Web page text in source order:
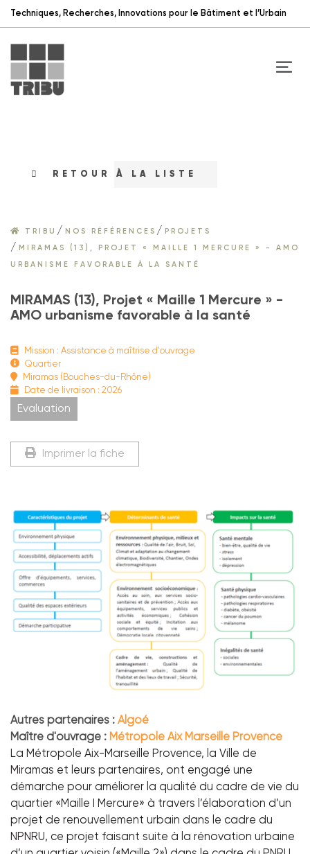
Techniques, Recherches, Innovations pour le Bâtiment et l’Urbain
RETOUR À LA LISTE
TRIBU / NOS RÉFÉRENCES / PROJETS
/ MIRAMAS (13), PROJET « MAILLE 1 MERCURE » - AMO
URBANISME FAVORABLE À LA SANTÉ
MIRAMAS (13), Projet « Maille 1 Mercure » -
AMO urbanisme favorable à la santé
Mission : Assistance à maîtrise d'ouvrage
Quartier
Miramas (Bouches-du-Rhône)
Date de livraison : 2026
Evaluation
Imprimer la fiche
Autres partenaires : Algoé
Maître d'ouvrage : Métropole Aix Marseille Provence
La Métropole Aix-Marseille Provence, la Ville de
Miramas et leurs partenaires, ont engagé une
démarche pour améliorer la qualité du cadre de vie du
quartier «Maille I Mercure» à travers l’élaboration d’un
projet de renouvellement urbain dans le cadre du
NPNRU, ce projet faisant suite à la rénovation urbaine